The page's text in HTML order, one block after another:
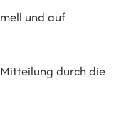
und auf
durch die